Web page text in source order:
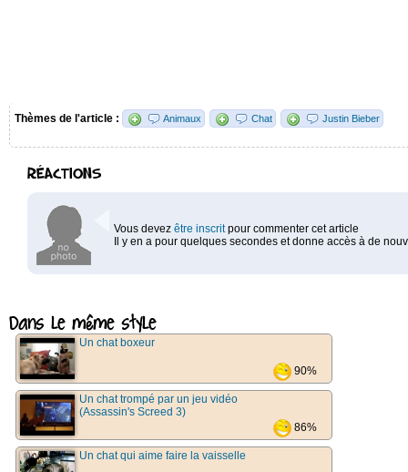
Thèmes de l'article : Animaux Chat Justin Bieber
RÉACTIONS
Vous devez être inscritpour commenter cet article
Il y en a pour quelques secondes et donne accès à de
Dans le même style
Un chat boxeur
90%
Un chat trompé par un jeu vidéo
(Assassin's Screed 3)
86%
Un chat qui aime faire la vaisselle